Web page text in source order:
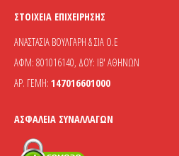
ΣΤΟΙΧΕΊΑ ΕΠΙΧΕΊΡΗΣΗΣ
ΑΝΑΣΤΑΣΙΑ ΒΟΥΛΓΑΡΗ & ΣΙΑ Ο.Ε
ΑΦΜ: 801016140, ΔΟΥ: ΙΒ' ΑΘΗΝΩΝ
ΑΡ. ΓΕΜΗ: 147016601000
ΑΣΦΆΛΕΙΑ ΣΥΝΑΛΛΑΓΏΝ